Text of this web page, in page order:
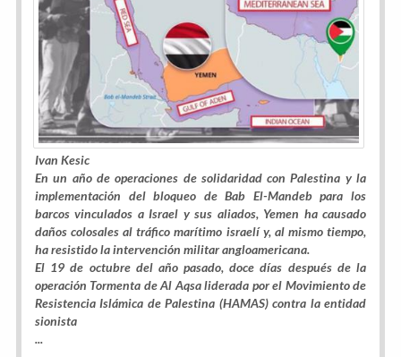
Ivan Kesic
En un año de operaciones de solidaridad con Palestina y la
implementación del bloqueo de Bab El-Mandeb para los
barcos vinculados a Israel y sus aliados, Yemen ha causado
daños colosales al tráfico marítimo israelí y, al mismo tiempo,
ha resistido la intervención militar angloamericana.
El 19 de octubre del año pasado, doce días después de la
operación Tormenta de Al Aqsa liderada por el Movimiento de
Resistencia Islámica de Palestina (HAMAS) contra la entidad
sionista
...